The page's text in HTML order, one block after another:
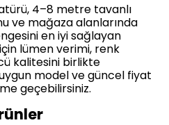
4–8 metre tavanlı
ve mağaza alanlarında
en iyi sağlayan
lümen verimi, renk
kalitesini birlikte
model ve güncel fiyat
geçebilirsiniz.